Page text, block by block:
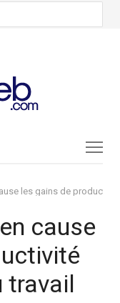
les gains de
cause
travail